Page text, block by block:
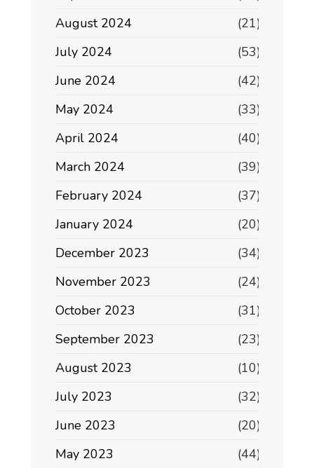
August 2024
(21)
July 2024
(53)
June 2024
(42)
May 2024
(33)
April 2024
(40)
March 2024
(39)
February 2024
(37)
January 2024
(20)
December 2023
(34)
November 2023
(24)
October 2023
(31)
September 2023
(23)
August 2023
(10)
July 2023
(32)
June 2023
(20)
May 2023
(44)